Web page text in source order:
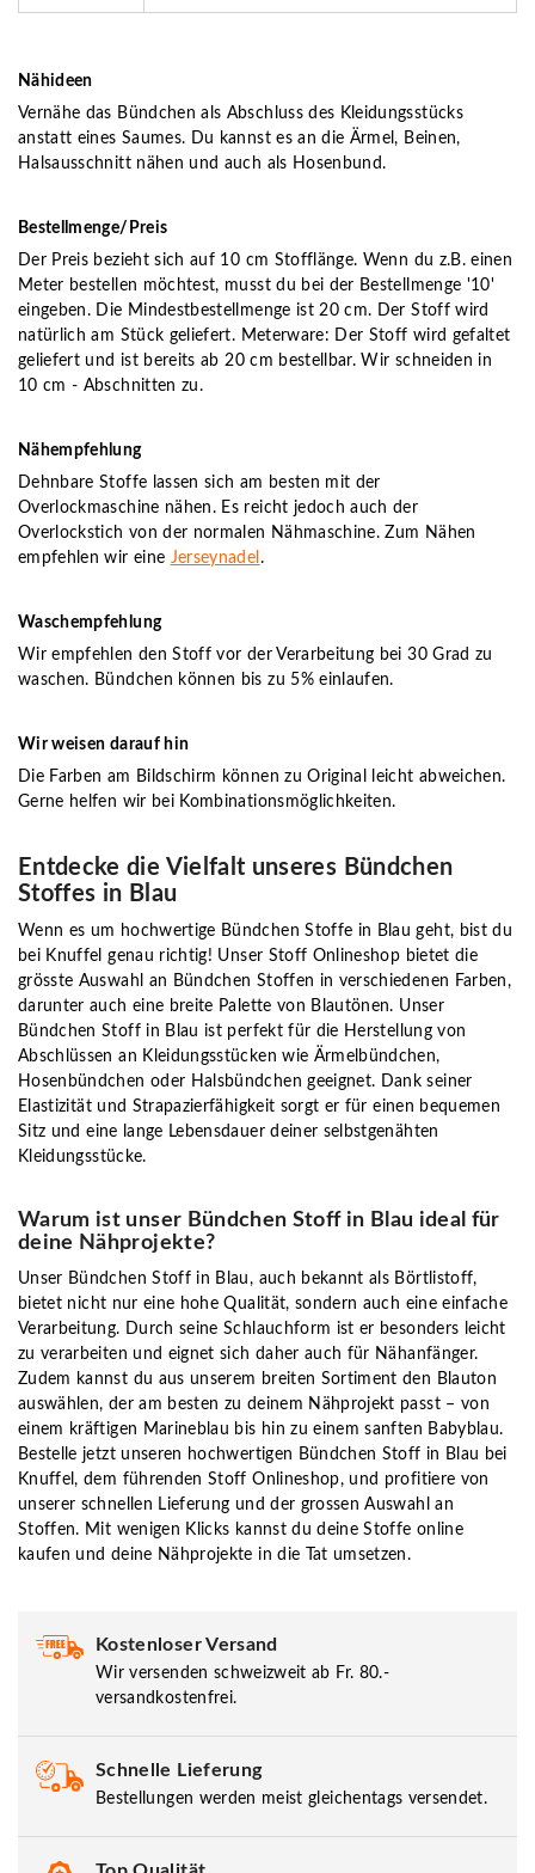
Nähideen
Vernähe das Bündchen als Abschluss des Kleidungsstücks
anstatt eines Saumes. Du kannst es an die Ärmel, Beinen,
Halsausschnitt nähen und auch als Hosenbund.
Bestellmenge/Preis
Der Preis bezieht sich auf 10 cm Stofflänge. Wenn du z.B. einen
Meter bestellen möchtest, musst du bei der Bestellmenge '10'
eingeben. Die Mindestbestellmenge ist 20 cm. Der Stoff wird
natürlich am Stück geliefert. Meterware: Der Stoff wird gefaltet
geliefert und ist bereits ab 20 cm bestellbar. Wir schneiden in
10 cm - Abschnitten zu.
Nähempfehlung
Dehnbare Stoffe lassen sich am besten mit der
Overlockmaschine nähen. Es reicht jedoch auch der
Overlockstich von der normalen Nähmaschine. Zum Nähen
empfehlen wir eine Jerseynadel .
Waschempfehlung
Wir empfehlen den Stoff vor der Verarbeitung bei 30 Grad zu
waschen. Bündchen können bis zu 5% einlaufen.
Wir weisen darauf hin
Die Farben am Bildschirm können zu Original leicht abweichen.
Gerne helfen wir bei Kombinationsmöglichkeiten.
Entdecke die Vielfalt unseres Bündchen
Stoffes in Blau
Wenn es um hochwertige Bündchen Stoffe in Blau geht, bist du
bei Knuffel genau richtig! Unser Stoff Onlineshop bietet die
grösste Auswahl an Bündchen Stoffen in verschiedenen Farben,
darunter auch eine breite Palette von Blautönen. Unser
Bündchen Stoff in Blau ist perfekt für die Herstellung von
Abschlüssen an Kleidungsstücken wie Ärmelbündchen,
Hosenbündchen oder Halsbündchen geeignet. Dank seiner
Elastizität und Strapazierfähigkeit sorgt er für einen bequemen
Sitz und eine lange Lebensdauer deiner selbstgenähten
Kleidungsstücke.
Warum ist unser Bündchen Stoff in Blau ideal für
deine Nähprojekte?
Unser Bündchen Stoff in Blau, auch bekannt als Börtlistoff,
bietet nicht nur eine hohe Qualität, sondern auch eine einfache
Verarbeitung. Durch seine Schlauchform ist er besonders leicht
zu verarbeiten und eignet sich daher auch für Nähanfänger.
Zudem kannst du aus unserem breiten Sortiment den Blauton
auswählen, der am besten zu deinem Nähprojekt passt – von
einem kräftigen Marineblau bis hin zu einem sanften Babyblau.
Bestelle jetzt unseren hochwertigen Bündchen Stoff in Blau bei
Knuffel, dem führenden Stoff Onlineshop, und profitiere von
unserer schnellen Lieferung und der grossen Auswahl an
Stoffen. Mit wenigen Klicks kannst du deine Stoffe online
kaufen und deine Nähprojekte in die Tat umsetzen.
Kostenloser Versand
Wir versenden schweizweit ab Fr. 80.-
versandkostenfrei.
Schnelle Lieferung
Bestellungen werden meist gleichentags versendet.